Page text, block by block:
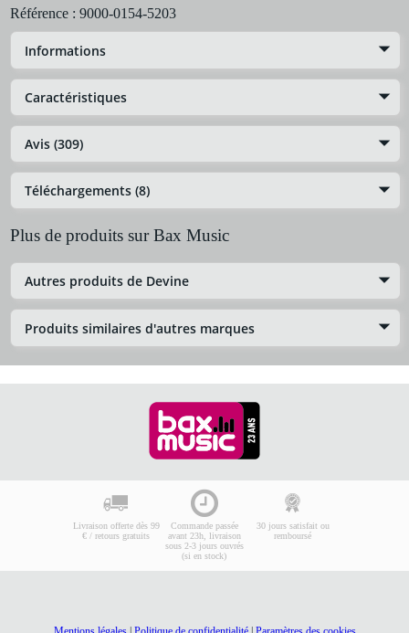
Référence : 9000-0154-5203
Informations
Caractéristiques
Avis (309)
Téléchargements (8)
Plus de produits sur Bax Music
Autres produits de Devine
Produits similaires d'autres marques
Livraison offerte dès 99
€ / retours gratuits
Commande passée
avant 23h, livraison
sous 2-3 jours ouvrés
(si en stock)
30 jours satisfait ou
remboursé